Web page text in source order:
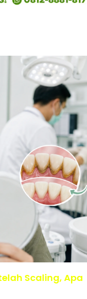
Scaling, Apa